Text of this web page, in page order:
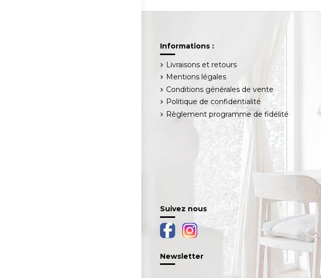
Informations :
Livraisons et retours
Mentions légales
Conditions générales de vente
Politique de confidentialité
Règlement programme de fidélité
Suivez nous
Newsletter